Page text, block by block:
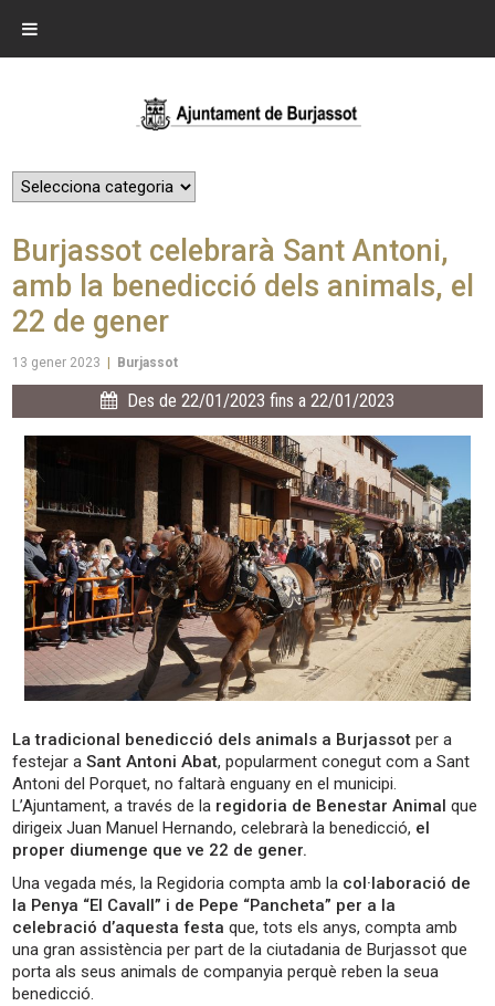
Burjassot celebrarà Sant Antoni,
amb la benedicció dels animals, el
22 de gener
13 gener 2023 Burjassot
Des de 22/01/2023 fins a 22/01/2023
La tradicional benedicció dels animals a Burjassot per a
festejar aSant Antoni Abat, popularment conegut com a Sant
Antoni del Porquet, no faltarà enguany en el municipi.
L’Ajuntament, a través de la regidoria de Benestar Animal que
dirigeix Juan Manuel Hernando, celebrarà la benedicció, el
proper diumenge que ve 22 de gener.
Una vegada més, la Regidoria compta amb la col·laboració de
la Penya “El Cavall” i de Pepe “Pancheta” per a la
celebració d’aquesta festaque, tots els anys, compta amb
una gran assistència per part de la ciutadania de Burjassot que
porta als seus animals de companyia perquè reben la seua
benedicció.